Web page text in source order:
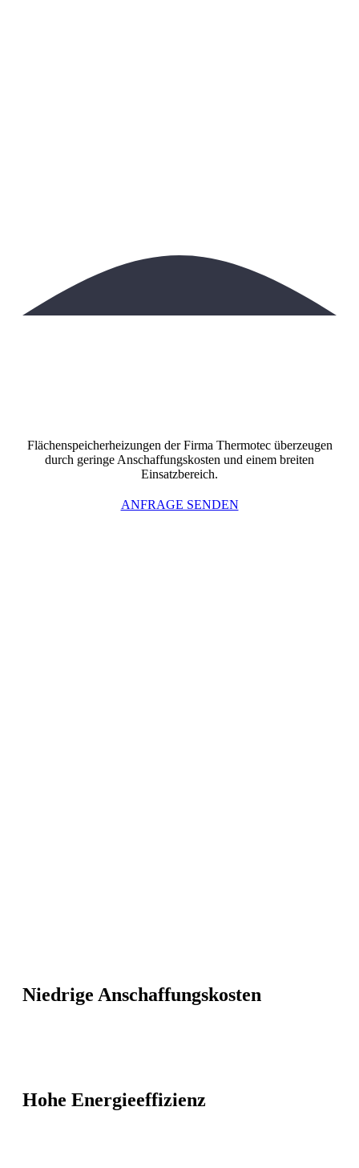
Flächenspeicherheizungen der Firma Thermotec überzeugen
durch geringe Anschaffungskosten und einem breiten
Einsatzbereich.
ANFRAGE SENDEN
Niedrige Anschaffungskosten
Hohe Energieeffizienz